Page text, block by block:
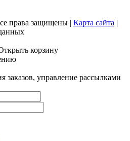
права защищены | Карта сайта |
корзину
заказов, управление рассылками